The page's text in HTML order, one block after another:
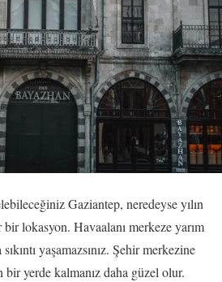
Gaziantep, neredeyse yılın
lokasyon. Havaalanı merkeze yarım
yaşamazsınız. Şehir merkezine
bir yerde kalmanız daha güzel olur.